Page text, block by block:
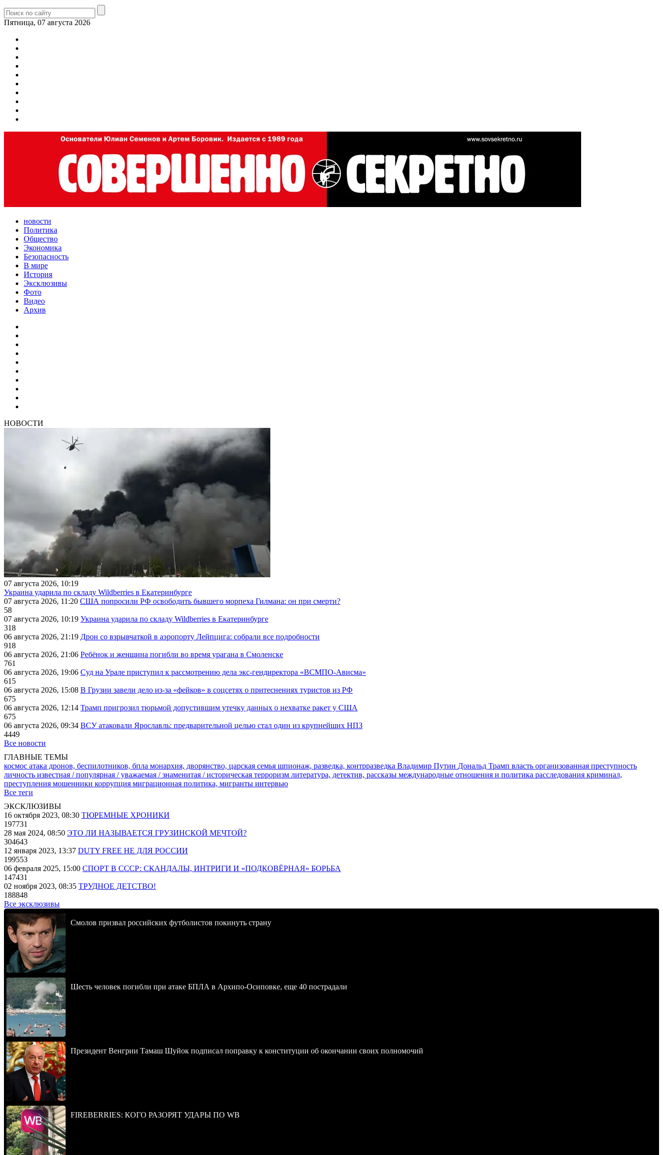
Пятница, 07 августа 2026
новости
Политика
Общество
Экономика
Безопасность
В мире
История
Эксклюзивы
Фото
Видео
Архив
НОВОСТИ
07 августа 2026, 10:19
Украина ударила по складу Wildberries в Екатеринбурге
07 августа 2026, 11:20 США попросили РФ освободить бывшего морпеха Гилмана: он при смерти?
58
07 августа 2026, 10:19 Украина ударила по складу Wildberries в Екатеринбурге
318
06 августа 2026, 21:19 Дрон со взрывчаткой в аэропорту Лейпцига: собрали все подробности
918
06 августа 2026, 21:06 Ребёнок и женщина погибли во время урагана в Смоленске
761
06 августа 2026, 19:06 Суд на Урале приступил к рассмотрению дела экс-гендиректора «ВСМПО-Ависма»
615
06 августа 2026, 15:08 В Грузии завели дело из-за «фейков» в соцсетях о притеснениях туристов из РФ
675
06 августа 2026, 12:14 Трамп пригрозил тюрьмой допустившим утечку данных о нехватке ракет у США
675
06 августа 2026, 09:34 ВСУ атаковали Ярославль: предварительной целью стал один из крупнейших НПЗ
4449
Все новости
ГЛАВНЫЕ ТЕМЫ
космос атака дронов, беспилотников, бпла монархия, дворянство, царская семья шпионаж, разведка, контрразведка Владимир Путин Дональд Трамп власть организованная преступность
личность известная / популярная / уважаемая / знаменитая / историческая терроризм литература, детектив, рассказы международные отношения и политика расследования криминал,
преступления мошенники коррупция миграционная политика, мигранты интервью
Все теги
ЭКСКЛЮЗИВЫ
16 октября 2023, 08:30 ТЮРЕМНЫЕ ХРОНИКИ
197731
28 мая 2024, 08:50 ЭТО ЛИ НАЗЫВАЕТСЯ ГРУЗИНСКОЙ МЕЧТОЙ?
304643
12 января 2023, 13:37 DUTY FREE НЕ ДЛЯ РОССИИ
199553
06 февраля 2025, 15:00 СПОРТ В СССР: СКАНДАЛЫ, ИНТРИГИ И «ПОДКОВЁРНАЯ» БОРЬБА
147431
02 ноября 2023, 08:35 ТРУДНОЕ ДЕТСТВО!
188848
Все эксклюзивы
Смолов призвал российских футболистов покинуть страну
Шесть человек погибли при атаке БПЛА в Архипо-Осиповке, еще 40 пострадали
Президент Венгрии Тамаш Шуйок подписал поправку к конституции об окончании своих полномочий
FIREBERRIES: КОГО РАЗОРЯТ УДАРЫ ПО WB